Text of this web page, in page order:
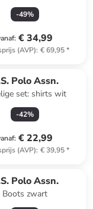
-49%
: € 34,99
(AVP): € 69,95*
Polo Assn.
set: shirts wit
-42%
: € 22,99
(AVP): € 39,95*
Polo Assn.
Boots zwart